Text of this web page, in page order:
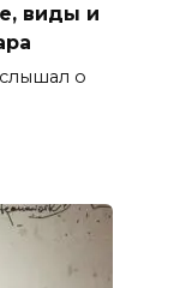
виды и
о